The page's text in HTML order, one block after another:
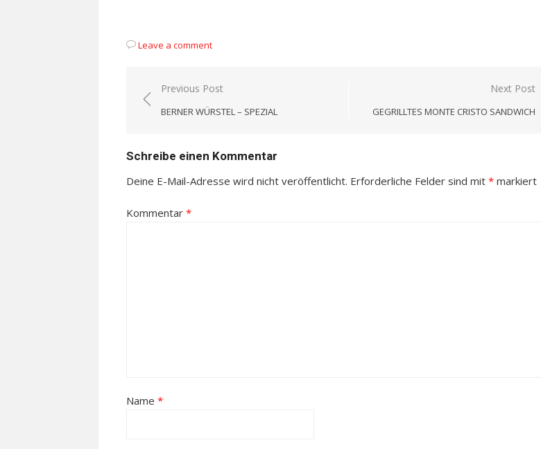
Leave a comment
Beitragsnavigation
Previous Post
BERNER WÜRSTEL – SPEZIAL
Next Post
GEGRILLTES MONTE CRISTO SANDWICH
Schreibe einen Kommentar
Deine E-Mail-Adresse wird nicht veröffentlicht. Erforderliche Felder sind mit * markiert
Kommentar *
Name *